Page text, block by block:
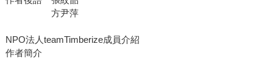
方尹萍
NPO法人teamTimberize成員介紹
作者簡介